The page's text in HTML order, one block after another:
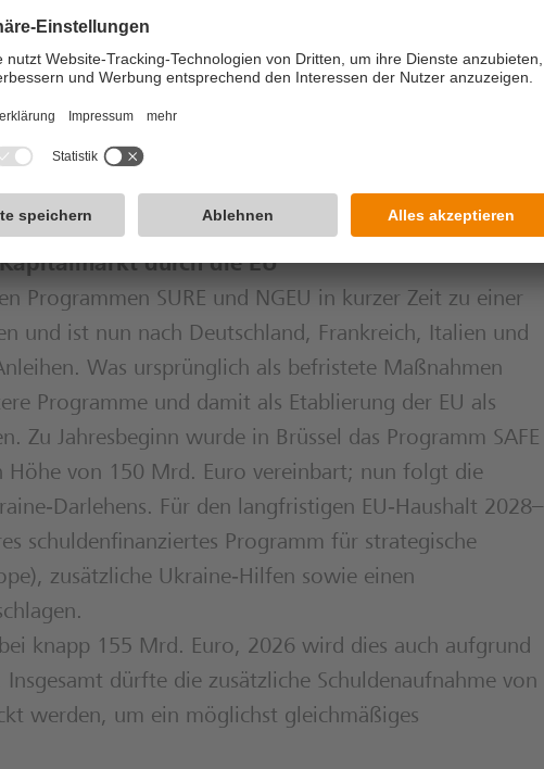
russische Vermögenswerte – vor allem
zur Finanzierung heranzuziehen. Mehrere
und finanzielle Risiken, wie Rückzahlungsansprüche
Beschlagnahmung von Vermögenswerten europäischer
Darlehen stellt damit einen politischen Kompromiss dar,
Risiken unmittelbar zu realisieren.
durch die EU
Programmen SURE und NGEU in kurzer Zeit zu einer
und ist nun nach Deutschland, Frankreich, Italien und
Was ursprünglich als befristete Maßnahmen
Programme und damit als Etablierung der EU als
Zu Jahresbeginn wurde in Brüssel das Programm SAFE
Höhe von 150 Mrd. Euro vereinbart; nun folgt die
Für den langfristigen EU‑Haushalt 2028–
schuldenfinanziertes Programm für strategische
zusätzliche Ukraine‑Hilfen sowie einen
knapp 155 Mrd. Euro, 2026 wird dies auch aufgrund
dürfte die zusätzliche Schuldenaufnahme von
werden, um ein möglichst gleichmäßiges